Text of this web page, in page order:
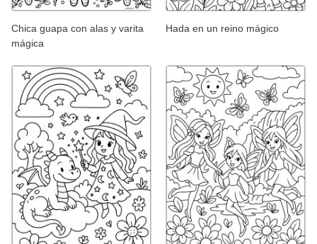
Chica guapa con alas y varita
mágica
Hada en un reino mágico